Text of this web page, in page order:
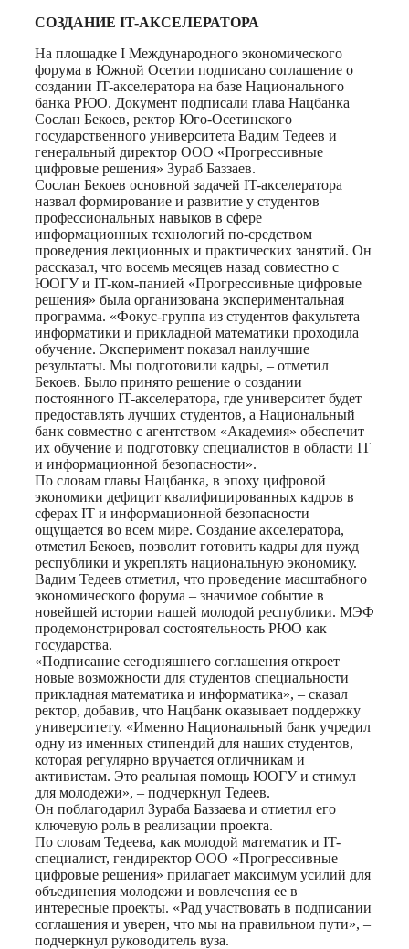
СОЗДАНИЕ IT-АКСЕЛЕРАТОРА
На площадке I Международного экономического
форума в Южной Осетии подписано соглашение о
создании IT-акселератора на базе Национального
банка РЮО. Документ подписали глава Нацбанка
Сослан Бекоев, ректор Юго-Осетинского
государственного университета Вадим Тедеев и
генеральный директор ООО «Прогрессивные
цифровые решения» Зураб Баззаев.
Сослан Бекоев основной задачей IT-акселератора
назвал формирование и развитие у студентов
профессиональных навыков в сфере
информационных технологий по-средством
проведения лекционных и практических занятий. Он
рассказал, что восемь месяцев назад совместно с
ЮОГУ и IT-ком-панией «Прогрессивные цифровые
решения» была организована экспериментальная
программа. «Фокус-группа из студентов факультета
информатики и прикладной математики проходила
обучение. Эксперимент показал наилучшие
результаты. Мы подготовили кадры, – отметил
Бекоев. Было принято решение о создании
постоянного IT-акселератора, где университет будет
предоставлять лучших студентов, а Национальный
банк совместно с агентством «Академия» обеспечит
их обучение и подготовку специалистов в области IT
и информационной безопасности».
По словам главы Нацбанка, в эпоху цифровой
экономики дефицит квалифицированных кадров в
сферах IT и информационной безопасности
ощущается во всем мире. Создание акселератора,
отметил Бекоев, позволит готовить кадры для нужд
республики и укреплять национальную экономику.
Вадим Тедеев отметил, что проведение масштабного
экономического форума – значимое событие в
новейшей истории нашей молодой республики. МЭФ
продемонстрировал состоятельность РЮО как
государства.
«Подписание сегодняшнего соглашения откроет
новые возможности для студентов специальности
прикладная математика и информатика», – сказал
ректор, добавив, что Нацбанк оказывает поддержку
университету. «Именно Национальный банк учредил
одну из именных стипендий для наших студентов,
которая регулярно вручается отличникам и
активистам. Это реальная помощь ЮОГУ и стимул
для молодежи», – подчеркнул Тедеев.
Он поблагодарил Зураба Баззаева и отметил его
ключевую роль в реализации проекта.
По словам Тедеева, как молодой математик и IT-
специалист, гендиректор ООО «Прогрессивные
цифровые решения» прилагает максимум усилий для
объединения молодежи и вовлечения ее в
интересные проекты. «Рад участвовать в подписании
соглашения и уверен, что мы на правильном пути», –
подчеркнул руководитель вуза.